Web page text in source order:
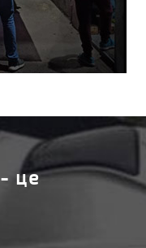
- це